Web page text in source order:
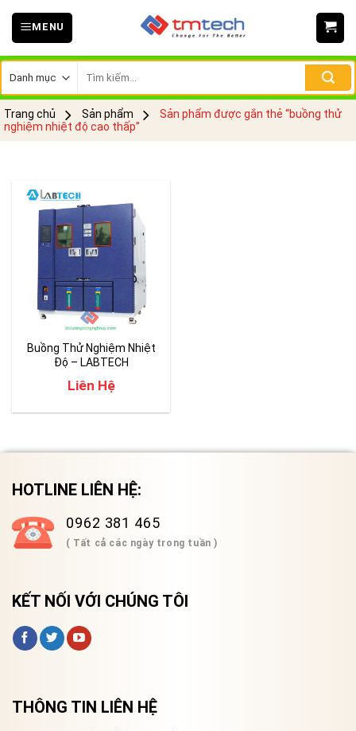
Skip
MENU
kiếm:
Trang chủ Sản phẩm
Sản phẩm được gắn thẻ “buồng thử
nghiệm nhiệt độ cao thấp”
Buồng Thử Nghiệm Nhiệt
Độ – LABTECH
Liên Hệ
HOTLINE LIÊN HỆ:
0962 381 465
( Tất cả các ngày trong tuần )
KẾT NỐI VỚI CHÚNG TÔI
THÔNG TIN LIÊN HỆ